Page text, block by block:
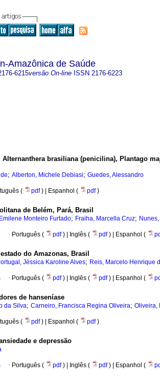
Amazônica de Saúde
6215versão On-line ISSN 2176-6223
brasiliana (penicilina), Plantago
; Alberton, Michele Debiasi; Guedes, Alessandro
( pdf) | Espanhol ( pdf)
de Belém, Pará, Brasil
Monteiro Furtado; Fraiha, Marcella Cruz;
· Português ( pdf) | Inglês ( pdf) | Espanhol (
do Amazonas, Brasil
Jéssica Karoline Alves; Reis, Marcelo Henrique
· Português ( pdf) | Inglês ( pdf) | Espanhol (
de hanseníase
da Silva; Carneiro, Francisca Regina Oliveira; Oliveira,
( pdf) | Espanhol ( pdf)
e depressão
· Português ( pdf) | Inglês ( pdf) | Espanhol (